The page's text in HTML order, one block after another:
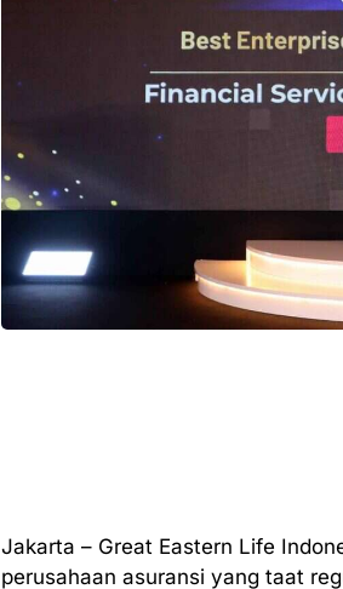
Jakarta – Great Eastern Life
perusahaan asuransi yang taat